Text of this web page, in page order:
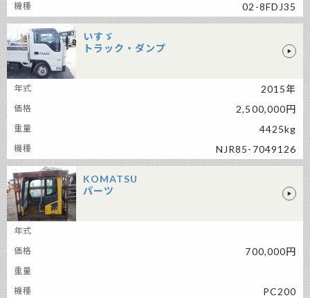
02-8FDJ35
いすゞ
トラック・ダンプ
2015年
2,500,000円
4425kg
NJR85-7049126
KOMATSU
パーツ
700,000円
PC200